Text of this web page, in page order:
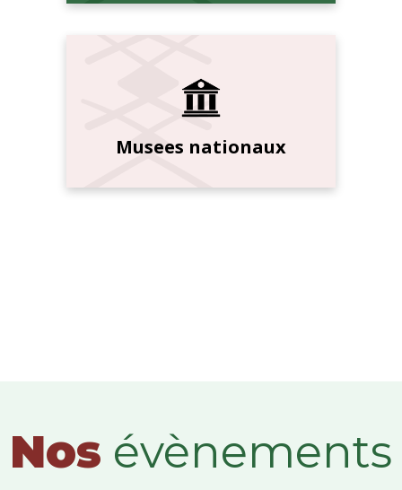
Musees nationaux
Nos évènements